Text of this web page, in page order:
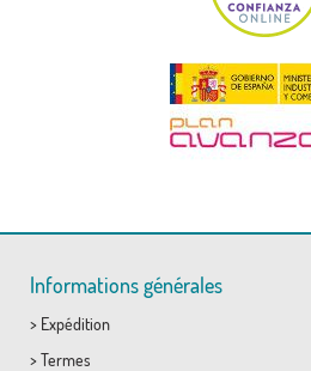
Informations générales
> Expédition
> Termes